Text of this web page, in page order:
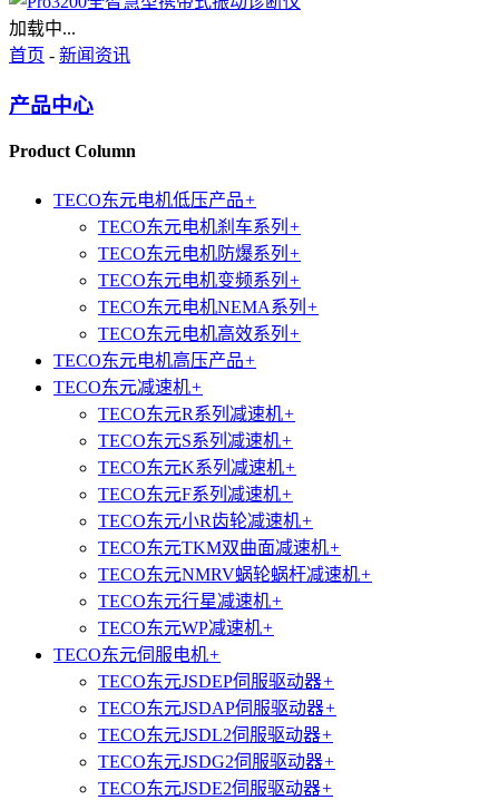
加载中...
首页 - 新闻资讯
产品中心
Product Column
TECO东元电机低压产品+
TECO东元电机刹车系列 +
TECO东元电机防爆系列 +
TECO东元电机变频系列 +
TECO东元电机NEMA系列 +
TECO东元电机高效系列 +
TECO东元电机高压产品+
TECO东元减速机+
TECO东元R系列减速机+
TECO东元S系列减速机+
TECO东元K系列减速机+
TECO东元F系列减速机+
TECO东元小R齿轮减速机+
TECO东元TKM双曲面减速机+
TECO东元NMRV蜗轮蜗杆减速机+
TECO东元行星减速机+
TECO东元WP减速机+
TECO东元伺服电机+
TECO东元JSDEP伺服驱动器+
TECO东元JSDAP伺服驱动器+
TECO东元JSDL2伺服驱动器+
TECO东元JSDG2伺服驱动器+
TECO东元JSDE2伺服驱动器+